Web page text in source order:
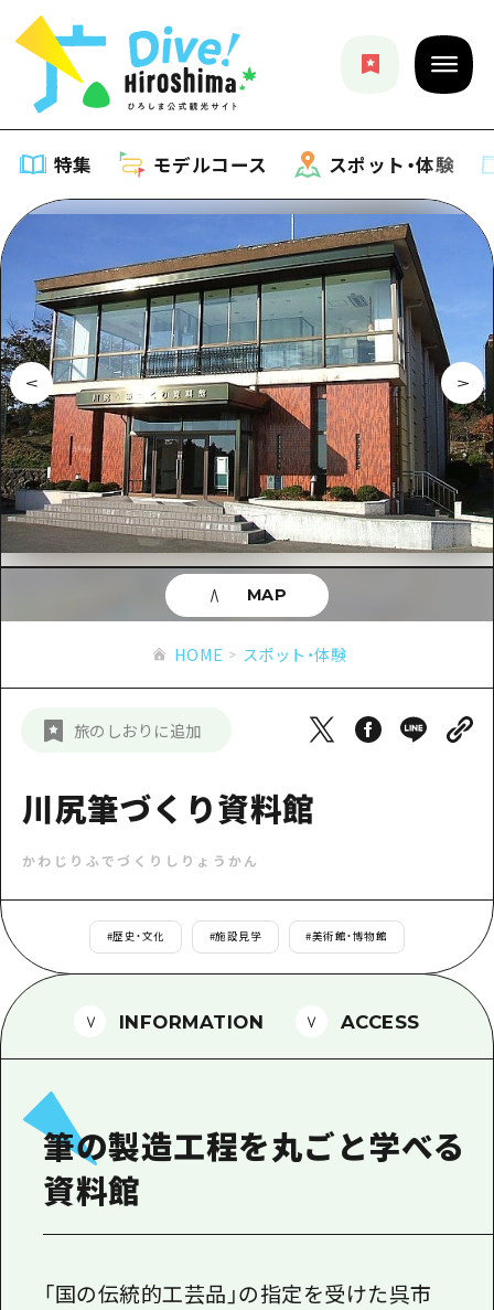
特集 モデルコース スポット・体験
特集
特集一覧
おすすめ
アート
イベント・祭り
グルメ・酒
サイクリング
ショッピング
スポーツ
ナイトライフ
定番
自然
モデルコース
モデルコース一覧
Dive! Hiroshima 公式ガイド
広島もしもトラベル
あたらしい非日常
広島市周辺
安芸
備北
芸北
山口県東部
弾丸
日帰り
半日
2泊3日
スポット・体験
スポット・体験一覧
広島市周辺
安芸
備後
備北
芸北
山口県東部
愛媛県
島根県
イベント
旬情報
お役立ち情報
お役立ち情報一覧
アクセス
お得な周遊チケット
HIROSHIMA FREE Wi-Fi
観光案内所
広島県を訪れる外国人旅行者向け情報一
ボランティアガイド
ガイドブック
メディア掲載情報
新着情報
事業者・学校関係者の皆さま
HOME スポット・体験
旅のしおりに追加
川尻筆づくり資料館
かわじりふでづくりしりょうかん
#歴史・文化 #施設見学 #美術館・博物館
MAP
INFORMATION ACCESS
筆の製造工程を丸ごと学べる
資料館
「国の伝統的工芸品」の指定を受けた呉市